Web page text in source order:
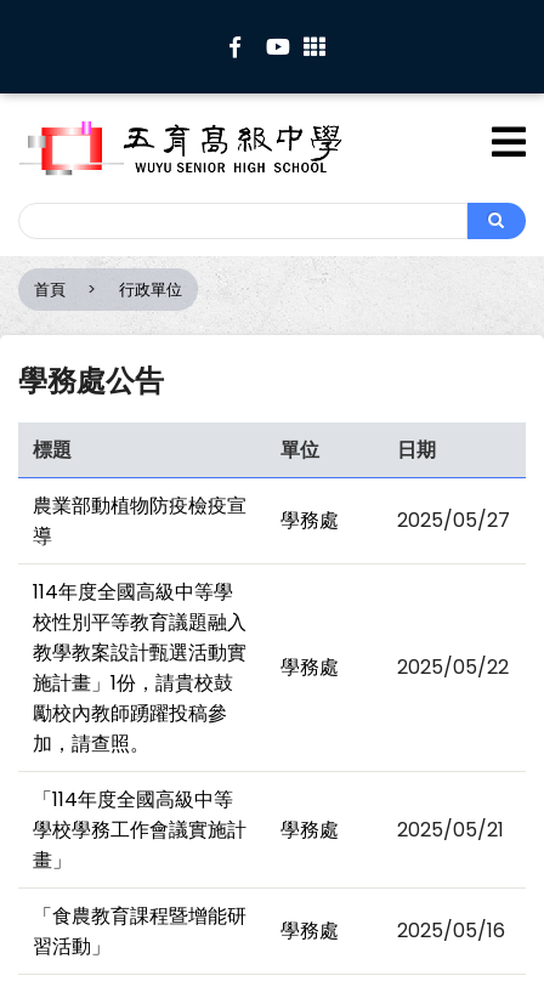
內
Search
Search
導
航
結
首頁 行政單位
學務處公告
標題 單位
日期
農業部動植物防疫檢疫宣
導
學務處 2025/05/27
114年度全國高級中等學
校性別平等教育議題融入
教學教案設計甄選活動實
施計畫」1份，請貴校鼓
勵校內教師踴躍投稿參
加，請查照。
學務處 2025/05/22
「114年度全國高級中等
學校學務工作會議實施計
畫」
學務處 2025/05/21
「食農教育課程暨增能研
習活動」
學務處 2025/05/16